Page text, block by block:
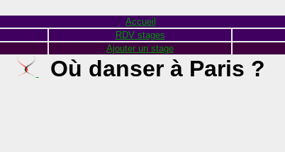
Accueil
RDV stages
Ajouter un stage
Où danser à Paris ?